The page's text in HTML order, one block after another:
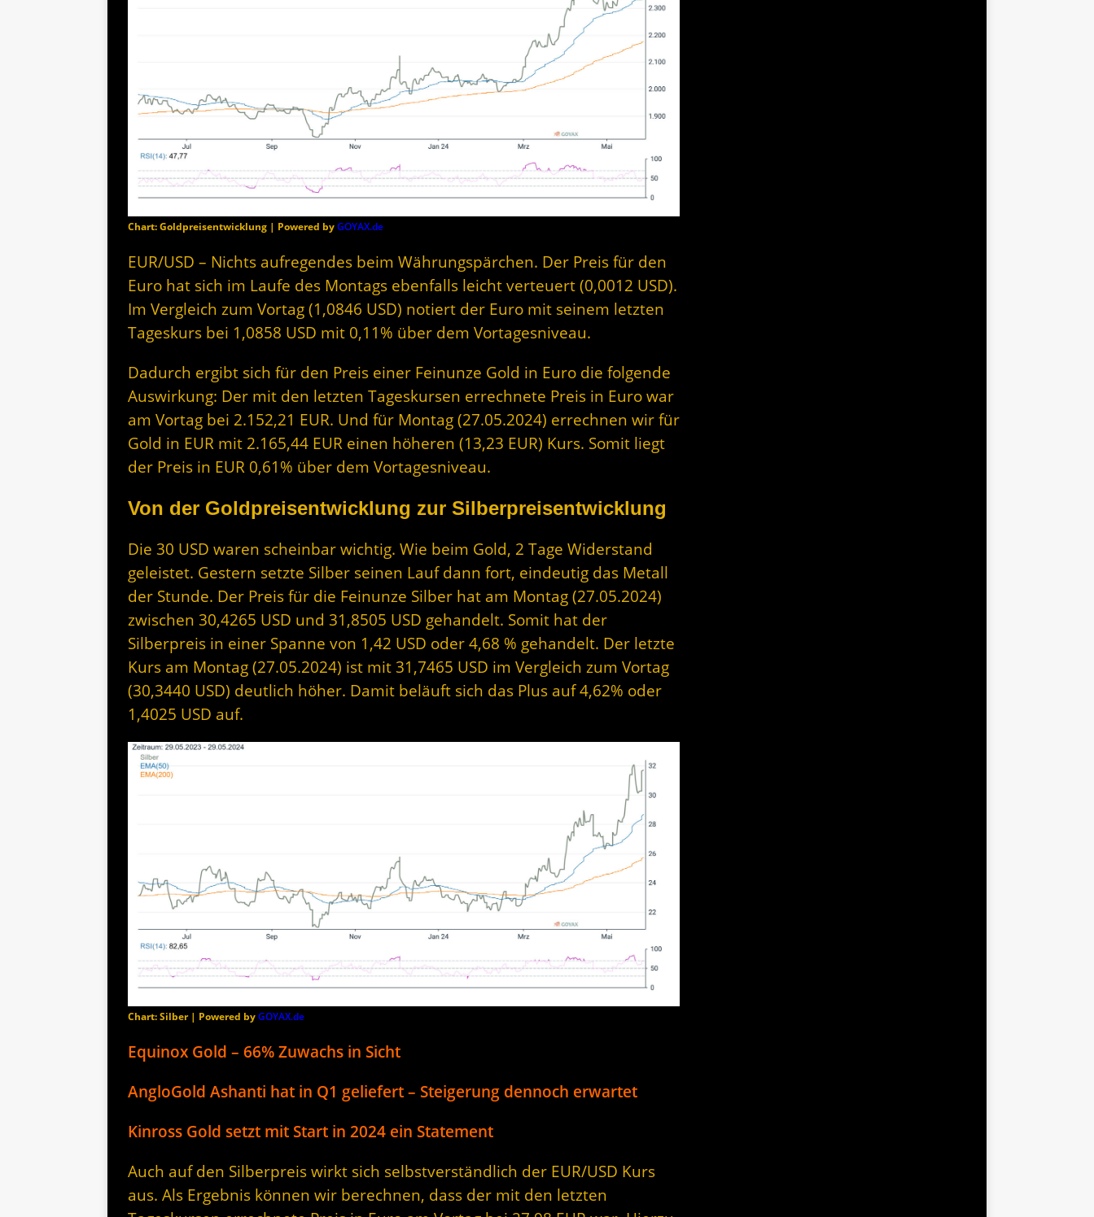
Chart: Goldpreisentwicklung | Powered byGOYAX.de
EUR/USD – Nichts aufregendes beim Währungspärchen. Der Preis für den
Euro hat sich im Laufe des Montags ebenfalls leicht verteuert (0,0012 USD).
Im Vergleich zum Vortag (1,0846 USD) notiert der Euro mit seinem letzten
Tageskurs bei 1,0858 USD mit 0,11% über dem Vortagesniveau.
Dadurch ergibt sich für den Preis einer Feinunze Gold in Euro die folgende
Auswirkung: Der mit den letzten Tageskursen errechnete Preis in Euro war
am Vortag bei 2.152,21 EUR. Und für Montag (27.05.2024) errechnen wir für
Gold in EUR mit 2.165,44 EUR einen höheren (13,23 EUR) Kurs. Somit liegt
der Preis in EUR 0,61% über dem Vortagesniveau.
Von der Goldpreisentwicklung zur Silberpreisentwicklung
Die 30 USD waren scheinbar wichtig. Wie beim Gold, 2 Tage Widerstand
geleistet. Gestern setzte Silber seinen Lauf dann fort, eindeutig das Metall
der Stunde. Der Preis für die Feinunze Silber hat am Montag (27.05.2024)
zwischen 30,4265 USD und 31,8505 USD gehandelt. Somit hat der
Silberpreis in einer Spanne von 1,42 USD oder 4,68 % gehandelt. Der letzte
Kurs am Montag (27.05.2024) ist mit 31,7465 USD im Vergleich zum Vortag
(30,3440 USD) deutlich höher. Damit beläuft sich das Plus auf 4,62% oder
1,4025 USD auf.
Chart: Silber | Powered byGOYAX.de
Equinox Gold – 66% Zuwachs in Sicht
AngloGold Ashanti hat in Q1 geliefert – Steigerung dennoch erwartet
Kinross Gold setzt mit Start in 2024 ein Statement
Auch auf den Silberpreis wirkt sich selbstverständlich der EUR/USD Kurs
aus. Als Ergebnis können wir berechnen, dass der mit den letzten